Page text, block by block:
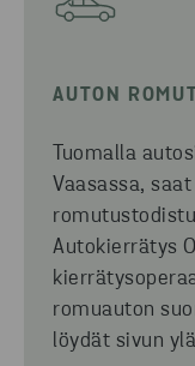
AUTON
Tuomalla
Vaasassa, saat
Autokierrätys
romuauton
löydät sivun